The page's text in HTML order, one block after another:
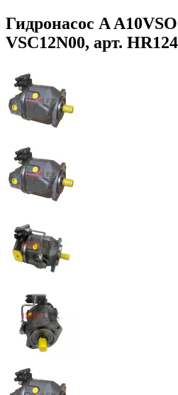
Гидронасос A
VSC12N00, арт.